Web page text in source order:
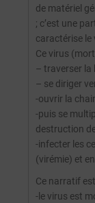
de matériel
; c’est une
caractérise le
Ce virus
– traverser la
– se diriger
-ouvrir la
-puis se
destruction
-infecter les
(virémie) et
Ce narratif
-le virus est